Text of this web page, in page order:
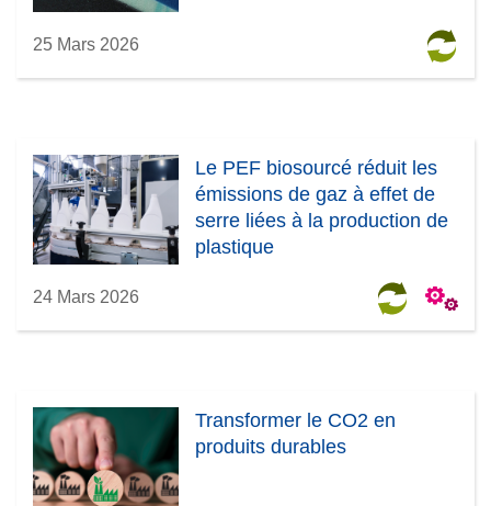
25 Mars 2026
Le PEF biosourcé réduit les
émissions de gaz à effet de
serre liées à la production de
plastique
24 Mars 2026
Transformer le CO2 en
produits durables